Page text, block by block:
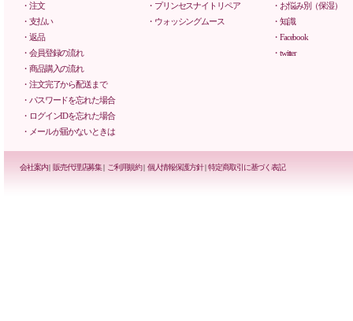
・注文
・プリンセスナイトリペア
・お悩み別（保湿）
・支払い
・ウォッシングムース
・知識
・返品
・Facebook
・会員登録の流れ
・twitter
・商品購入の流れ
・注文完了から配送まで
・パスワードを忘れた場合
・ログインIDを忘れた場合
・メールが届かないときは
会社案内| 販売代理店募集| ご利用規約| 個人情報保護方針|特定商取引に基づく表記